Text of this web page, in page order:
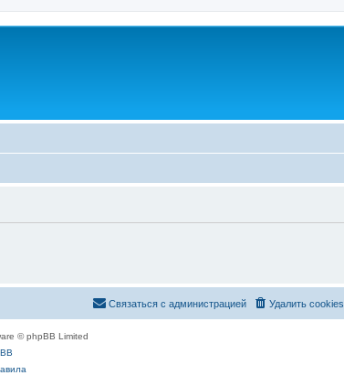
Удалить cookies
Связаться с администрацией
© phpBB Limited